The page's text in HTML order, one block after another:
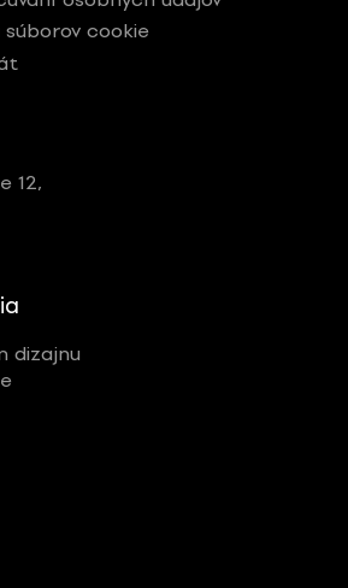
súborov cookie
12,
dizajnu